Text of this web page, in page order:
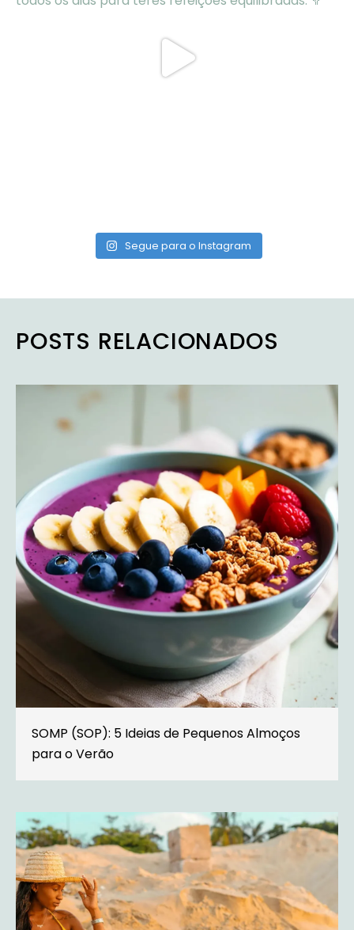
Segue para o Instagram
POSTS RELACIONADOS
SOMP (SOP): 5 Ideias de Pequenos Almoços
para o Verão